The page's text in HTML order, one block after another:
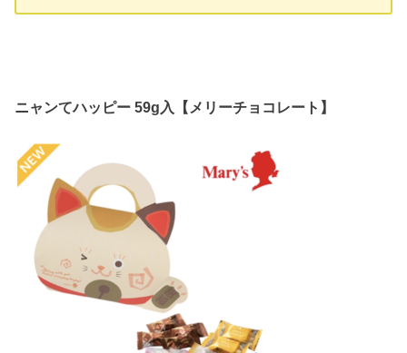
ニャンてハッピー 59g入【メリーチョコレート】